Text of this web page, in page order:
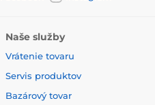
Naše služby
Vrátenie tovaru
Servis produktov
Bazárový tovar